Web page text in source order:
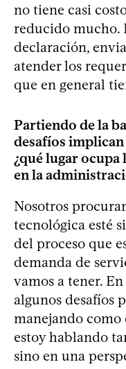
no tiene casi
reducido mucho.
declaración,
atender los
que en general
Partiendo de la
desafíos
¿qué lugar
en la
Nosotros
tecnológica esté
del proceso que
demanda de
vamos a tener.
algunos desafíos
manejando
estoy hablando
sino en una